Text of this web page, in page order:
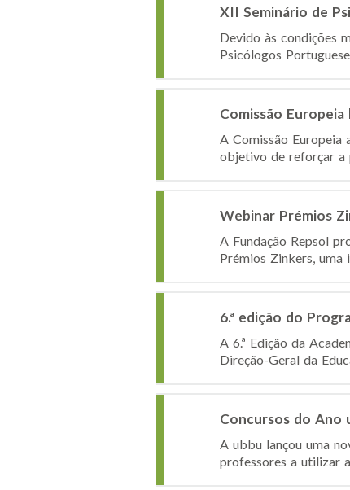
XII Seminário de
Devido às condições
Psicólogos
Comissão
A Comissão Europeia
objetivo de reforçar a
Webinar Prémios
A Fundação Repsol
Prémios Zinkers,
6.ª edição do
A 6.ª Edição da
Direção-Geral da
Concursos do Ano
A ubbu lançou uma
professores a utilizar